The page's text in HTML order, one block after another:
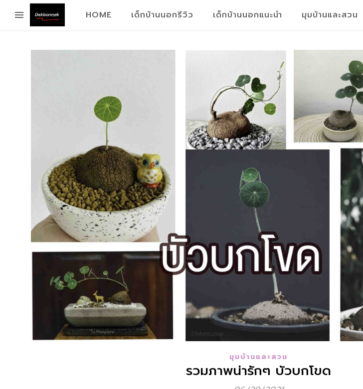
HOME เด็กบ้านนอกรีวิว เด็กบ้านนอกแนะนำ มุมบ้านและสวน
มุมบ้านและสวน
รวมภาพน่ารักๆ บัวบกโขด